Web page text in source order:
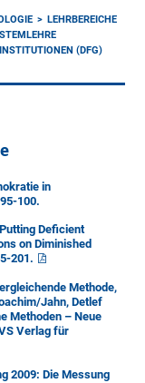
LEHRBEREICHE
(DFG)
in
100.
Deficient
on Diminished
201.
Methode,
Jahn, Detlef
Methoden – Neue
Verlag für
2009: Die Messung